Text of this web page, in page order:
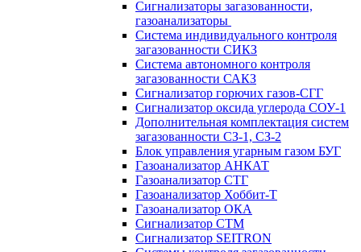
Сигнализаторы загазованности,
газоанализаторы
Система индивидуального контроля
загазованности СИКЗ
Система автономного контроля
загазованности САКЗ
Сигнализатор горючих газов-СГГ
Сигнализатор оксида углерода СОУ-1
Дополнительная комплектация систем
загазованности СЗ-1, СЗ-2
Блок управления угарным газом БУГ
Газоанализатор АНКАТ
Газоанализатор СТГ
Газоанализатор Хоббит-Т
Газоанализатор ОКА
Сигнализатор СТМ
Сигнализатор SEITRON